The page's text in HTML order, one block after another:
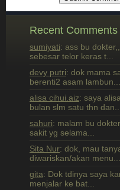
Recent Comments
sumiyati: ass bu
sebesar telor keras t...
devy putri: dok mama
berenti2 asam lambun...
alisa cihui.aiz: saya
bulan slm satu thn dan...
sahuri: malam bu
sakit yg selama...
Sita Nur: dok, mau
diwariskan/akan menu...
gita: Dok tdinya saya
menjalar ke bat...